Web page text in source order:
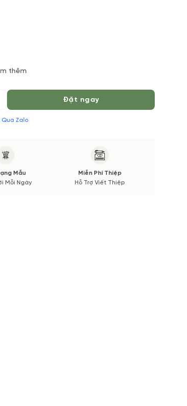
để được phục vụ tốt nhất. Màu hoa có thể
thêm
Đặt ngay
Zalo
Mẫu
Mỗi Ngày
Miễn Phí Thiệp
Hỗ Trợ Viết Thiệp